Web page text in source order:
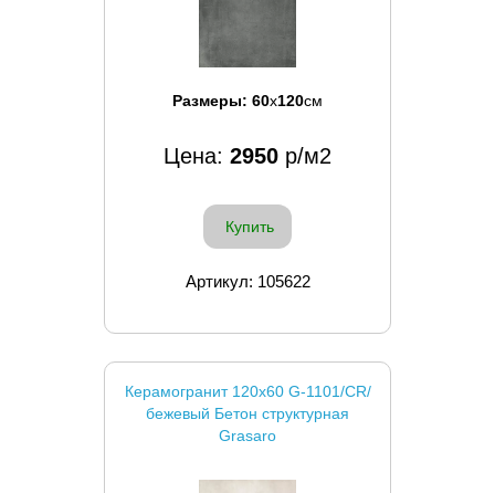
Размеры: 60x120см
Цена: 2950 р/м2
Купить
Артикул: 105622
Керамогранит 120x60 G-1101/CR/
бежевый Бетон структурная
Grasaro